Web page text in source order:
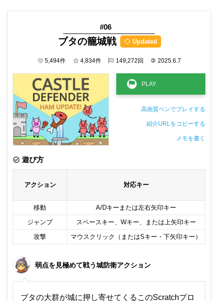
#06
ブタの籠城戦 ◇ Updated
5,494件 4,834件 149,272 回 © 2025.6.7
高画質ペンでプレイする
紹介URLをコピーする
メモを書く
遊び方
アクション 対応キー
移動
A/Dキーまたは左右矢印キー
ジャンプ
スペースキー、Wキー、または上矢印キー
攻撃
マウスクリック（またはSキー・下矢印キー）
弱点を見極めて戦う城防衛アクション
ブタの大群が城に押し寄せてくるこのScratchプロ